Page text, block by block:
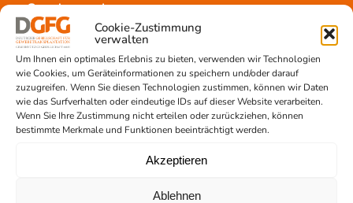
Cookie-Zustimmung
verwalten
Um Ihnen ein optimales Erlebnis zu bieten, verwenden wir Technologien
wie Cookies, um Geräteinformationen zu speichern und/oder darauf
zuzugreifen. Wenn Sie diesen Technologien zustimmen, können wir Daten
wie das Surfverhalten oder eindeutige IDs auf dieser Website verarbeiten.
Wenn Sie Ihre Zustimmung nicht erteilen oder zurückziehen, können
bestimmte Merkmale und Funktionen beeinträchtigt werden.
Akzeptieren
Ablehnen
Gewebespende
Ablauf
Voraussetzungen
Informationsmaterial